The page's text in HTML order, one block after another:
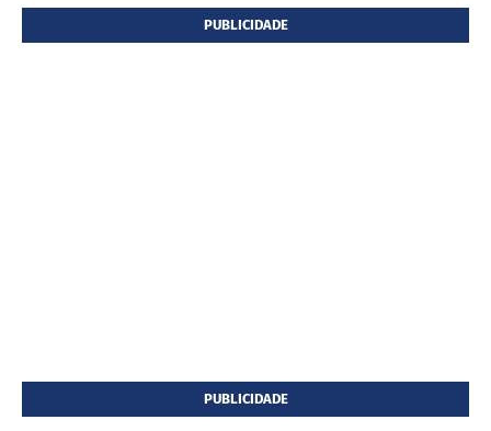
PUBLICIDADE
PUBLICIDADE